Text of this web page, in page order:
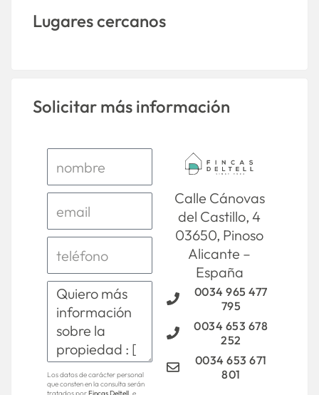
Lugares cercanos
Solicitar más información
Los datos de carácter personal
que consten en la consulta serán
Calle Cánovas
del Castillo, 4
03650, Pinoso
Alicante –
España
0034 965 477
795
0034 653 678
252
0034 653 671
801